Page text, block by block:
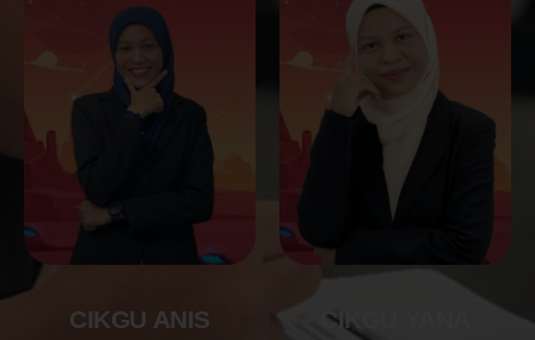
CIKGU ANIS CIKGU YANA